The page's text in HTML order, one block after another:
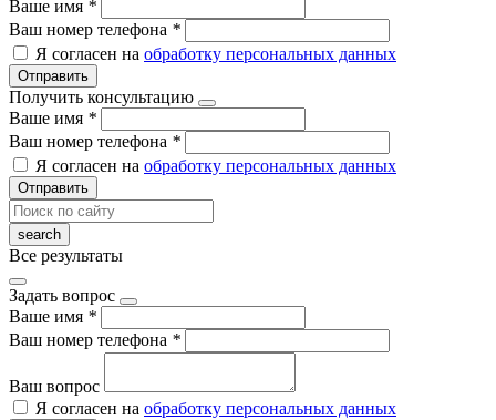
Ваше имя *
Ваш номер телефона *
Я согласен на обработку персональных данных
Отправить
Получить консультацию
Ваше имя *
Ваш номер телефона *
Я согласен на обработку персональных данных
Отправить
Все результаты
Задать вопрос
Ваше имя *
Ваш номер телефона *
Ваш вопрос
Я согласен на обработку персональных данных